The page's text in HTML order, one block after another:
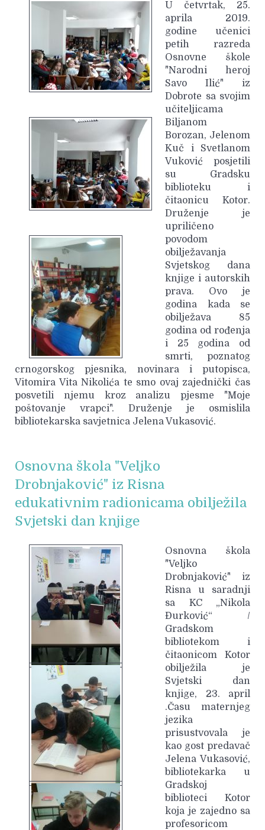
U četvrtak, 25.
aprila 2019.
godine učenici
petih razreda
Osnovne škole
"Narodni heroj
Savo Ilić" iz
Dobrote sa svojim
učiteljicama
Biljanom
Borozan, Jelenom
Kuč i Svetlanom
Vuković posjetili
su Gradsku
biblioteku i
čitaonicu Kotor.
Druženje je
upriličeno
povodom
obilježavanja
Svjetskog dana
knjige i autorskih
prava. Ovo je
godina kada se
obilježava 85
godina od rođenja
i 25 godina od
smrti, poznatog
crnogorskog pjesnika, novinara i putopisca,
Vitomira Vita Nikolića te smo ovaj zajednički čas
posvetili njemu kroz analizu pjesme "Moje
poštovanje vrapci". Druženje je osmislila
bibliotekarska savjetnica Jelena Vukasović.
Osnovna škola "Veljko
Drobnjaković" iz Risna
edukativnim radionicama obilježila
Svjetski dan knjige
Osnovna škola
"Veljko
Drobnjaković" iz
Risna u saradnji
sa KC „Nikola
Đurković“ /
Gradskom
bibliotekom i
čitaonicom Kotor
obilježila je
Svjetski dan
knjige, 23. april
.Času maternjeg
jezika
prisustvovala je
kao gost predavač
Jelena Vukasović,
bibliotekarka u
Gradskoj
biblioteci Kotor
koja je zajedno sa
profesoricom